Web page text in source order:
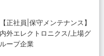
【正社員|保守メンテナンス】
内外エレクトロニクス/上場グ
ループ企業